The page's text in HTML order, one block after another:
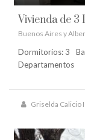
Buenos Aires y
Dormitorios: 3
Departamentos
Griselda Calicio